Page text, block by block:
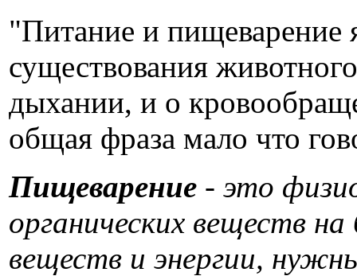
"Питание и пищеварение
существования
дыхании, и о
общая фраза мало что
Пищеварение - это
органических веществ
веществ и энергии,